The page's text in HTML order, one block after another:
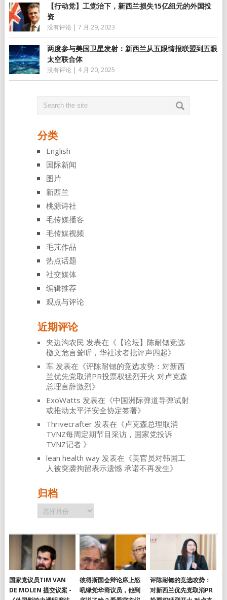
【行动党】工党治下，新西兰损失15亿纽元的外国投
资
没有评论 | 7 月 29, 2023
两度参与美国卫星发射：新西兰从五眼情报联盟到五眼
太空联合体
没有评论 | 4 月 20, 2025
分类
English
国际新闻
图片
新西兰
桃源诗社
毛传媒播客
毛传媒视频
毛芃作品
热点话题
社交媒体
编辑推荐
观点与评论
近期评论
夹边沟农民 发表在《 【论坛】陈耐锶竞选
檄文危言耸听，华社读者批评声四起》
车发表在《评陈耐锶的竞选攻势：对新西
兰优先党取消PR投票权猛烈开火 对卢克森
总理言辞激烈》
ExoWatts 发表在《中国洲际弹道导弹试射
或推动太平洋安全协定签署》
Thrivecrafter发表在《卢克森总理取消
TVNZ每周定期节目采访，国家党投诉
TVNZ记者 》
lean health way发表在《美官员对韩国工
人被突袭拘留表示遗憾 承诺不再发生》
归档
归
档
国家党议员TIM VAN
DE MOLEN 提交议案 -
彼得斯国会辩论席上怒
吼绿党华裔议员，他到
评陈耐锶的竞选攻势：
对新西兰优先党取消PR